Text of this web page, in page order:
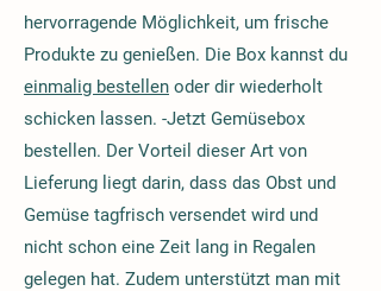
hervorragende Möglichkeit, um frische
Produkte zu genießen. Die Box kannst du
einmalig bestellen oder dir wiederholt
schicken lassen. -Jetzt Gemüsebox
bestellen. Der Vorteil dieser Art von
Lieferung liegt darin, dass das Obst und
Gemüse tagfrisch versendet wird und
nicht schon eine Zeit lang in Regalen
gelegen hat. Zudem unterstützt man mit